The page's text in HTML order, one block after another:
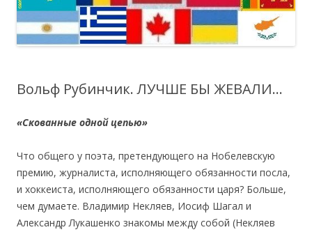
Вольф Рубинчик. ЛУЧШЕ БЫ ЖЕВАЛИ…
«Скованные одной цепью»
Что общего у поэта, претендующего на Нобелевскую
премию, журналиста, исполняющего обязанности посла,
и хоккеиста, исполняющего обязанности царя? Больше,
чем думаете. Владимир Некляев, Иосиф Шагал и
Александр Лукашенко знакомы между собой (Некляев